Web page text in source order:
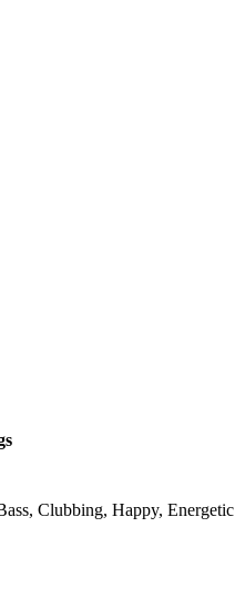
Clubbing, Happy, Energetic